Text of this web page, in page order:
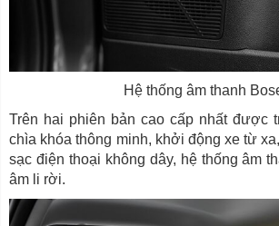
Hệ thống âm thanh
Trên hai phiên bản cao cấp nhất được
chìa khóa thông minh, khởi động xe từ
sạc điện thoại không dây, hệ thống âm
âm li rời.